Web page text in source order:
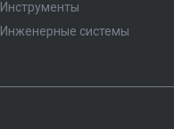
Инструменты
Инженерные системы